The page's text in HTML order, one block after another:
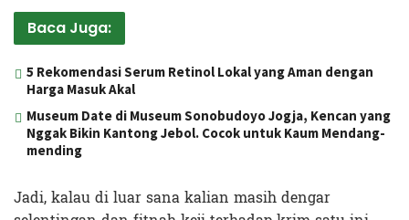
Baca Juga:
5 Rekomendasi Serum Retinol Lokal yang Aman dengan
Harga Masuk Akal
Museum Date di Museum Sonobudoyo Jogja, Kencan yang
Nggak Bikin Kantong Jebol. Cocok untuk Kaum Mendang-
mending
Jadi, kalau di luar sana kalian masih dengar